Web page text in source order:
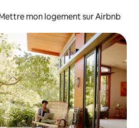
mon logement sur Airbnb